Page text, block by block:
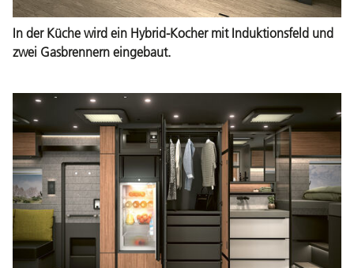
In der Küche wird ein Hybrid-Kocher mit Induktionsfeld und
zwei Gasbrennern eingebaut.